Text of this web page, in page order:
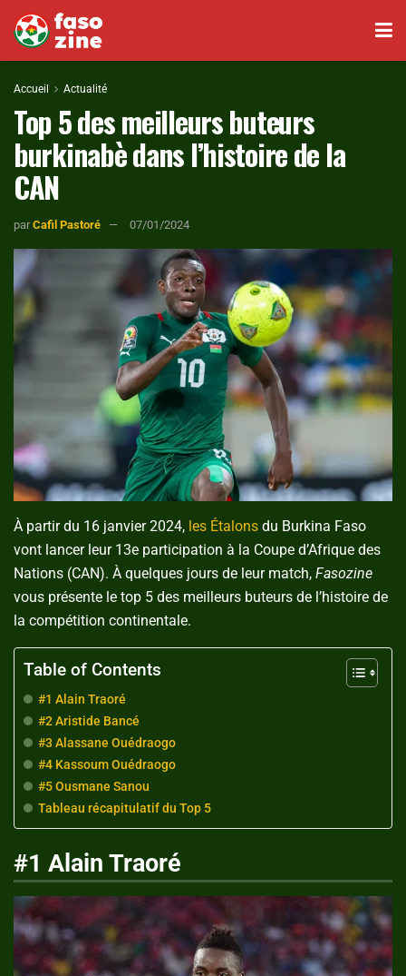
Accueil Actualité
Top 5 des meilleurs buteurs
burkinabè dans l’histoire de la
CAN
par Cafil Pastoré 07/01/2024
À partir du 16 janvier 2024, les Étalons du Burkina Faso
vont lancer leur 13e participation à la Coupe d’Afrique des
Nations (CAN). À quelques jours de leur match, Fasozine
vous présente le top 5 des meilleurs buteurs de l’histoire de
la compétition continentale.
Table of Contents
#1 Alain Traoré
#2 Aristide Bancé
#3 Alassane Ouédraogo
#4 Kassoum Ouédraogo
#5 Ousmane Sanou
Tableau récapitulatif du Top 5
#1 Alain Traoré